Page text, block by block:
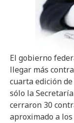
El gobierno
llegar más
cuarta edición
sólo la
cerraron 30
aproximado a